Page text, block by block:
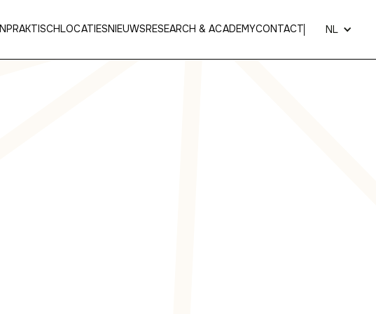
PRAKTISCHLOCATIESNIEUWSRESEARCH & ACADEMYCONTACT NL